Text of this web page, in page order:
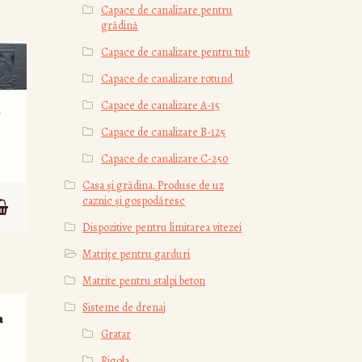
Capace de canalizare pentru
grădină
Capace de canalizare pentru tub
Capace de canalizare rotund
Capace de canalizare А-15
Capace de canalizare В-125
Capace de canalizare С-250
Casa și grădina. Produse de uz
caznic și gospodăresc
Dispozitive pentru limitarea vitezei
Matrițe pentru garduri
Matrite pentru stalpi beton
Sisteme de drenaj
Gratar